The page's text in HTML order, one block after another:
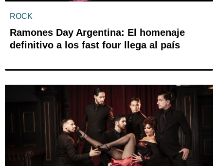
ROCK
Ramones Day Argentina: El homenaje
definitivo a los fast four llega al país